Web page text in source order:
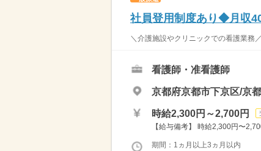
社員登用制度あり◆月収
＼介護施設やクリニックでの看護業務
看護師・准看護師
京都府京都市下京区/京
時給2,300円～2,700円
【給与備考】 時給2,300円〜
期間：1ヵ月以上3ヵ月以内